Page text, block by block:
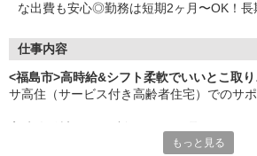
な出費も安心◎勤務は短期2ヶ月〜OK！長
仕事内容
<福島市>高時給&シフト柔軟でいいとこ取
サ高住（サービス付き高齢者住宅）でのサ
身体も心もお財布にも、ゆとりを持って働
もっと見る